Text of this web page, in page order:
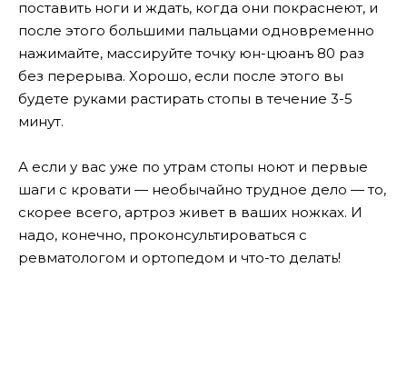
поставить ноги и ждать, когда они покраснеют, и
после этого большими пальцами одновременно
нажимайте, массируйте точку юн-цюанъ 80 раз
без перерыва. Хорошо, если после этого вы
будете руками растирать стопы в течение 3-5
минут.
А если у вас уже по утрам стопы ноют и первые
шаги с кровати — необычайно трудное дело — то,
скорее всего, артроз живет в ваших ножках. И
надо, конечно, проконсультироваться с
ревматологом и ортопедом и что-то делать!